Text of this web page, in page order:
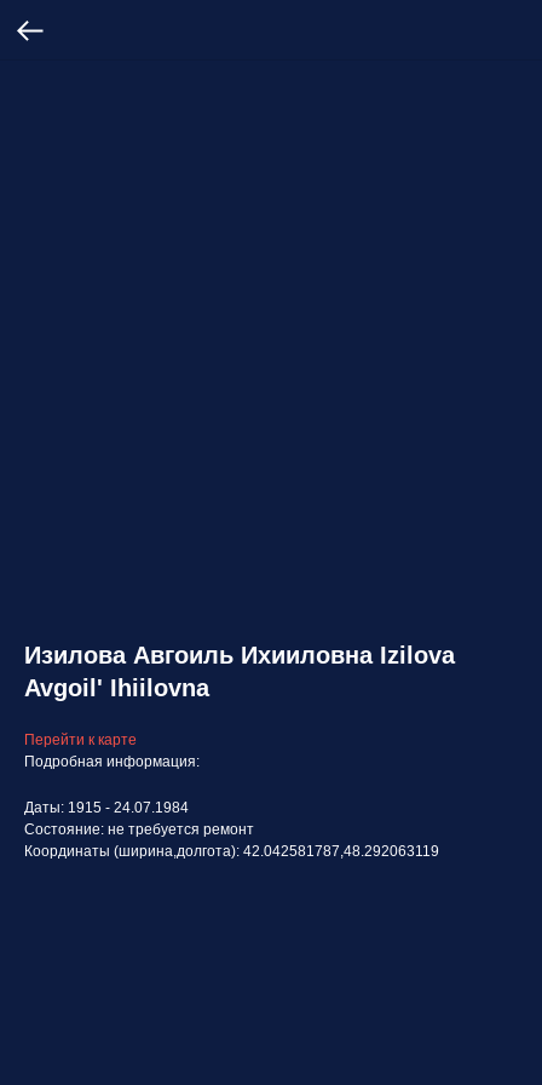
Изилова Авгоиль Ихииловна Izilova
Avgoil' Ihiilovna
Перейти к карте
Подробная информация:
Даты: 1915 - 24.07.1984
Состояние: не требуется ремонт
Координаты (ширина,долгота): 42.042581787,48.292063119